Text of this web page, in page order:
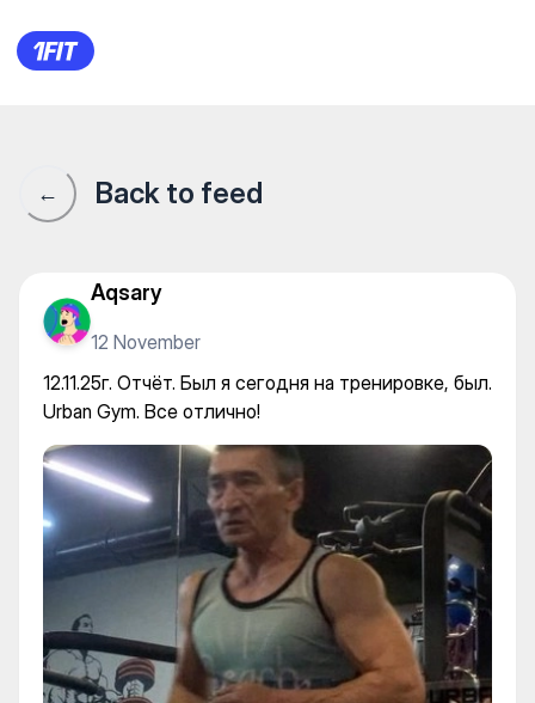
12.11.25г. Отчёт. Был я
← Back to feed
Aqsary
12 November
12.11.25г. Отчёт. Был я сегодня на тренировке, был.
Urban Gym. Все отлично!